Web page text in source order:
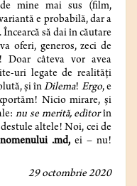
mine mai sus (film,
e probabilă, dar a
să dai în căutare
oferi, generos, zeci de
Doar câteva vor avea
uri legate de realități
și înDilema! Ergo, e
Nicio mirare, și
nu se merită, edìtorîn
altele! Noi, cei de
.md, ei – nu!
29 octombrie 2020